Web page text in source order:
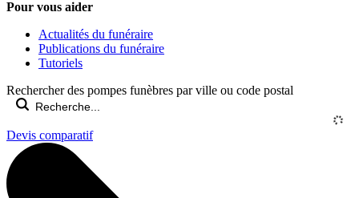
Pour vous aider
Actualités du funéraire
Publications du funéraire
Tutoriels
Rechercher des pompes funèbres par ville ou code postal
Devis comparatif